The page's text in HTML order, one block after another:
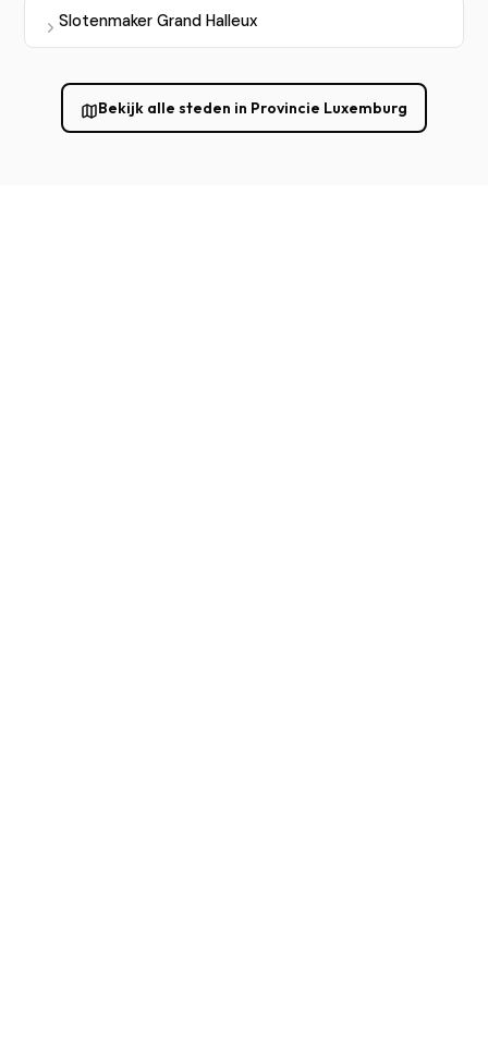
Slotenmaker Grand Halleux
Bekijk alle steden in Provincie Luxemburg